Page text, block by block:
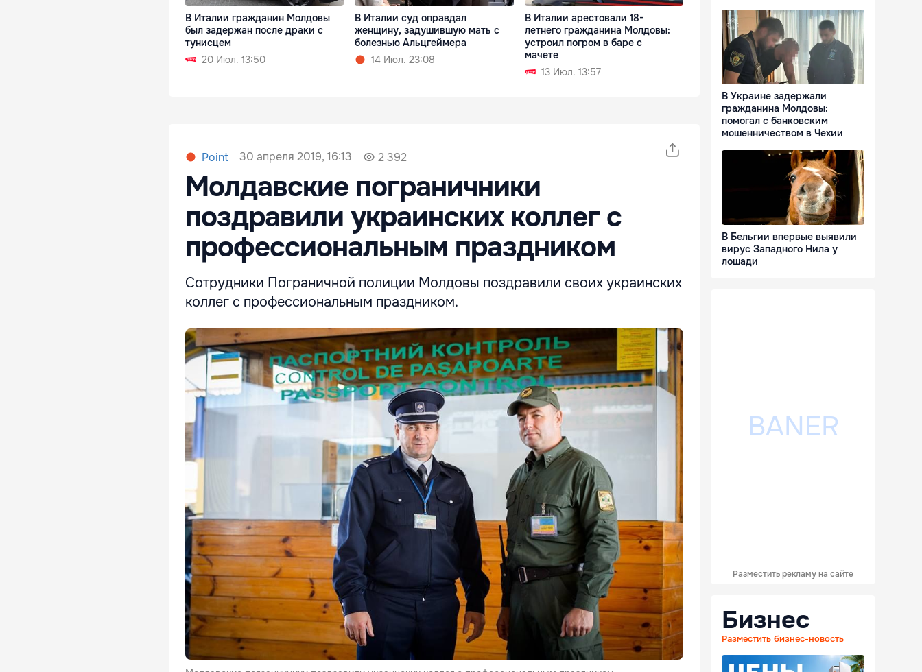
В Италии гражданин Молдовы
был задержан после драки с
тунисцем
20 Июл. 13:50
В Италии суд оправдал
женщину, задушившую мать с
болезнью Альцгеймера
14 Июл. 23:08
В Италии арестовали 18-
летнего гражданина Молдовы:
устроил погром в баре с
мачете
13 Июл. 13:57
Point 30 апреля 2019, 16:13 2 392
Молдавские пограничники
поздравили украинских коллег с
профессиональным праздником
Сотрудники Пограничной полиции Молдовы поздравили своих украинских
коллег с профессиональным праздником.
В Украине задержали
гражданина Молдовы:
помогал с банковским
мошенничеством в Чехии
В Бельгии впервые выявили
вирус Западного Нила у
лошади
Разместить рекламу на сайте
Бизнес
Разместить бизнес-новость